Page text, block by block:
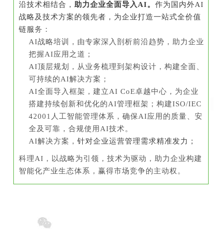
沿技术相结合， 助力企业全面导入AI。 作为国内外AI
战略及技术方案的领先者，为企业打造一站式全价值
链服务：
AI战略培训， 由专家深入剖析前沿趋势，助力企业
把握AI应用之道；
AI顶层规划， 从业务梳理到架构设计，构建全面、
可持续的AI解决方案；
AI全面导入框架，建立AI CoE卓越中心， 为企业
搭建持续创新和优化的AI管理框架；构建ISO/IEC
42001人工智能管理体系，确保AI应用的质量、安
全及可靠，合规使用AI技术。
AI解决方案，针对企业运营管理需求精准发力；
科理AI，以战略为引领，技术为驱动，助力企业构建
智能化产业生态体系，赢得市场竞争的主动权。